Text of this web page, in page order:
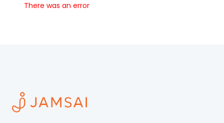
There was an error